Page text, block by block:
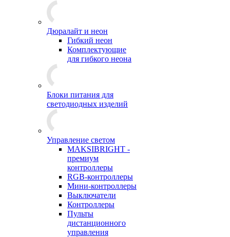
Дюралайт и неон
Гибкий неон
Комплектующие
для гибкого неона
Блоки питания для
светодиодных изделий
Управление светом
MAKSIBRIGHT -
премиум
контроллеры
RGB-контроллеры
Мини-контроллеры
Выключатели
Контроллеры
Пульты
дистанционного
управления